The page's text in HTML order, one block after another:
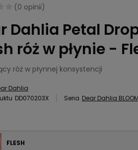
(0 opinii)
Dahlia Petal
róż w płynie -
róż w płynnej konsystencji
Dahlia
DD070203X Seria Dear Dahlia
FLESH